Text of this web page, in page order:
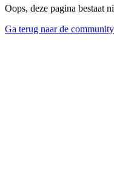
Oops, deze pagina bestaat
Ga terug naar de community